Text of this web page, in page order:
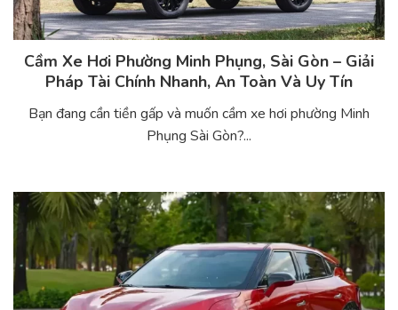
Cầm Xe Hơi Phường Minh Phụng, Sài Gòn – Giải
Pháp Tài Chính Nhanh, An Toàn Và Uy Tín
Bạn đang cần tiền gấp và muốn cầm xe hơi phường Minh
Phụng Sài Gòn?...